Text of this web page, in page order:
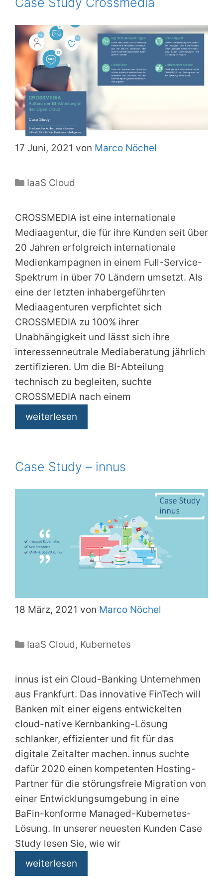
17 Juni, 2021 von Marco Nöchel
Kategorien
IaaS Cloud
CROSSMEDIA ist eine internationale
Mediaagentur, die für ihre Kunden seit über
20 Jahren erfolgreich internationale
Medienkampagnen in einem Full-Service-
Spektrum in über 70 Ländern umsetzt. Als
eine der letzten inhabergeführten
Mediaagenturen verpfichtet sich
CROSSMEDIA zu 100% ihrer
Unabhängigkeit und lässt sich ihre
interessenneutrale Mediaberatung jährlich
zertifizieren. Um die BI-Abteilung
technisch zu begleiten, suchte
CROSSMEDIA nach einem
weiterlesen
Case Study – innus
18 März, 2021 von Marco Nöchel
Kategorien
IaaS Cloud, Kubernetes
innus ist ein Cloud-Banking Unternehmen
aus Frankfurt. Das innovative FinTech will
Banken mit einer eigens entwickelten
cloud-native Kernbanking-Lösung
schlanker, effizienter und fit für das
digitale Zeitalter machen. innus suchte
dafür 2020 einen kompetenten Hosting-
Partner für die störungsfreie Migration von
einer Entwicklungsumgebung in eine
BaFin-konforme Managed-Kubernetes-
Lösung. In unserer neuesten Kunden Case
Study lesen Sie, wie wir
weiterlesen